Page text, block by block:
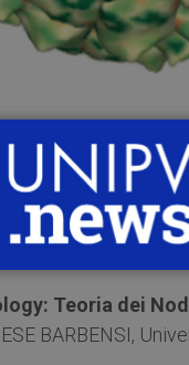
gennaio 2018, alle
5), si terrà il
con:
Teoria dei
BARBENSI,